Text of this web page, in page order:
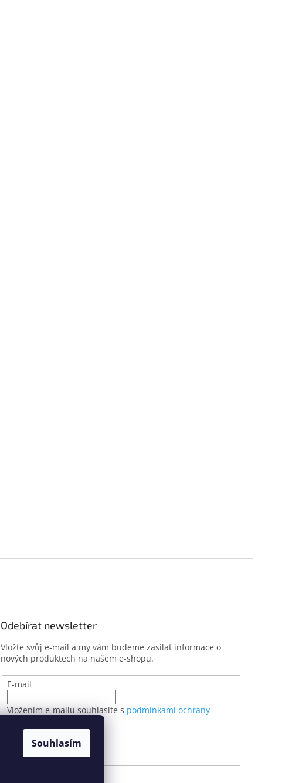
Souhlasím
Odebírat newsletter
Vložte svůj e-mail a my vám budeme zasílat informace o
nových produktech na našem e-shopu.
E-mail
Vložením e-mailu souhlasíte s podmínkami ochrany
PŘIHLÁSIT SE